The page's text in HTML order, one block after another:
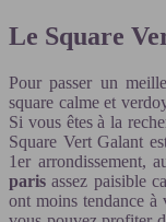
Le Square
Pour passer un
square calme et
Si vous êtes à la
Square Vert Galant
1er arrondissement,
paris assez paisible
ont moins tendance